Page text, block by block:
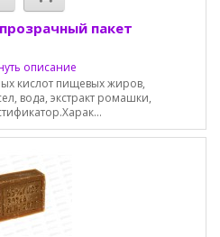
пакет
описание
кислот пищевых жиров,
вода, экстракт ромашки,